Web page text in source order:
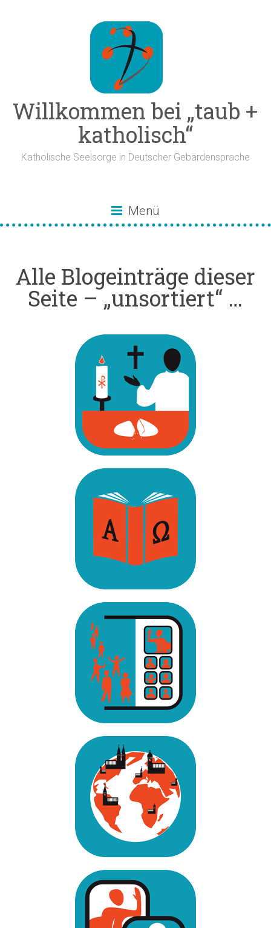
Willkommen bei „taub +
katholisch“
Katholische Seelsorge in Deutscher Gebärdensprache
Menü
Alle Blogeinträge dieser
Seite – „unsortiert“ …